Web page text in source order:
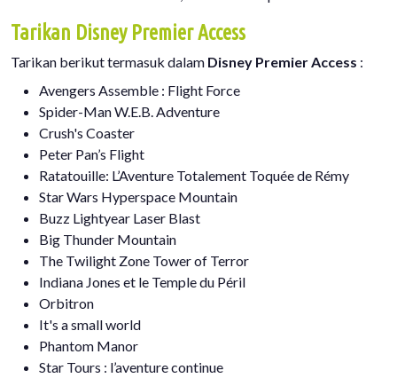
Tarikan Disney Premier Access
Tarikan berikut termasuk dalam Disney Premier Access :
Avengers Assemble : Flight Force
Spider-Man W.E.B. Adventure
Crush's Coaster
Peter Pan’s Flight
Ratatouille: L’Aventure Totalement Toquée de Rémy
Star Wars Hyperspace Mountain
Buzz Lightyear Laser Blast
Big Thunder Mountain
The Twilight Zone Tower of Terror
Indiana Jones et le Temple du Péril​
Orbitron
It's a small world
Phantom Manor
Star Tours : l’aventure continue